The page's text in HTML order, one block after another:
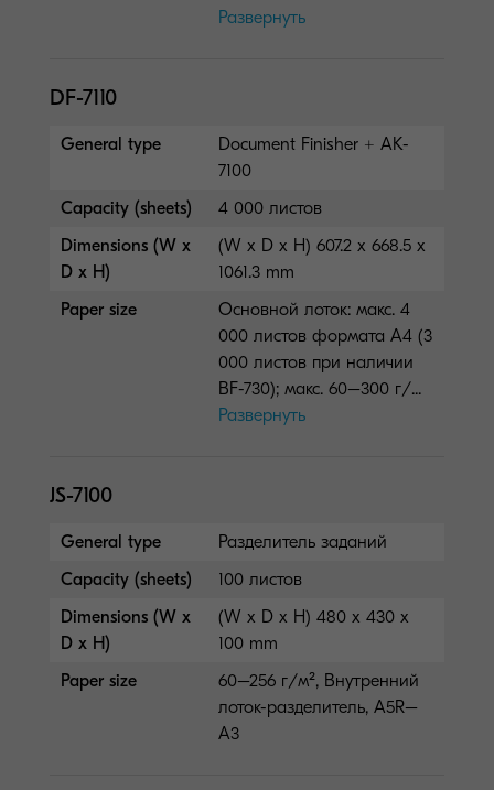
Развернуть
DF-7110
General type
Document Finisher + AK-
7100
Capacity (sheets)
4 000 листов
Dimensions (W x
D x H)
(W x D x H) 607.2 x 668.5 x
1061.3 mm
Paper size
Основной лоток: макс. 4
000 листов формата A4 (3
000 листов при наличии
BF-730); макс. 60–300 г/...
Развернуть
JS-7100
General type
Разделитель заданий
Capacity (sheets)
100 листов
Dimensions (W x
D x H)
(W x D x H) 480 x 430 x
100 mm
Paper size
60–256 г/м², Внутренний
лоток-разделитель, A5R–
A3